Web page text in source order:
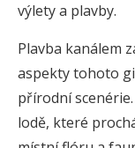
výlety a plavby.
Plavba kanálem
aspekty tohoto
přírodní
lodě, které